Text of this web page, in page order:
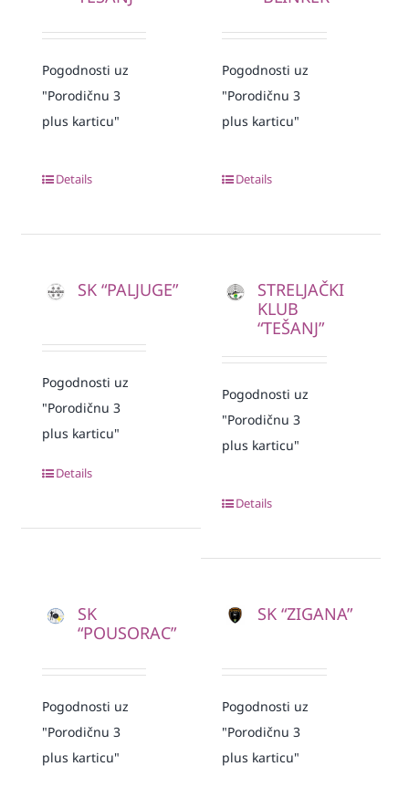
Pogodnosti uz
"Porodičnu 3
plus karticu"
Details
Pogodnosti uz
"Porodičnu 3
plus karticu"
Details
SK “PALJUGE”
Pogodnosti uz
"Porodičnu 3
plus karticu"
Details
STRELJAČKI
KLUB
“TEŠANJ”
Pogodnosti uz
"Porodičnu 3
plus karticu"
Details
SK
“POUSORAC”
Pogodnosti uz
"Porodičnu 3
plus karticu"
SK “ZIGANA”
Pogodnosti uz
"Porodičnu 3
plus karticu"